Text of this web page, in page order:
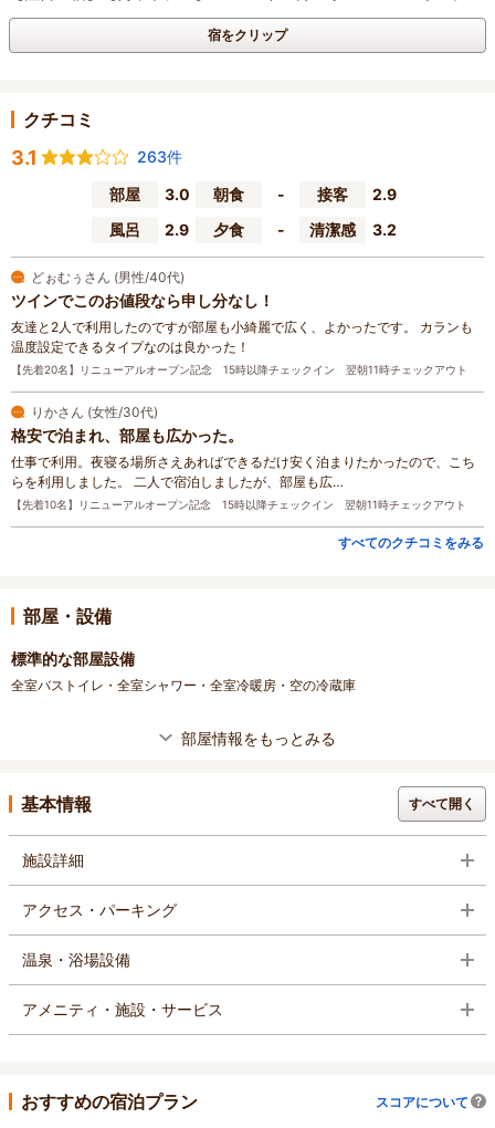
宿をクリップ
クチコミ
3.1
263件
部屋
3.0 朝食 - 接客
2.9
風呂
2.9 夕食 - 清潔感 3.2
どぉむぅさん (男性/40代)
ツインでこのお値段なら申し分なし！
友達と2人で利用したのですが部屋も小綺麗で広く、よかったです。 カランも
温度設定できるタイプなのは良かった！
【先着20名】リニューアルオープン記念 15時以降チェックイン 翌朝11時チェックアウト
りかさん (女性/30代)
格安で泊まれ、部屋も広かった。
仕事で利用。夜寝る場所さえあればできるだけ安く泊まりたかったので、こち
らを利用しました。 二人で宿泊しましたが、部屋も広…
【先着10名】リニューアルオープン記念 15時以降チェックイン 翌朝11時チェックアウト
すべてのクチコミをみる
部屋・設備
標準的な部屋設備
全室バストイレ・全室シャワー・全室冷暖房・空の冷蔵庫
部屋情報をもっとみる
基本情報 すべて開く
施設詳細
アクセス・パーキング
温泉・浴場設備
アメニティ・施設・サービス
おすすめの宿泊プラン スコアについて